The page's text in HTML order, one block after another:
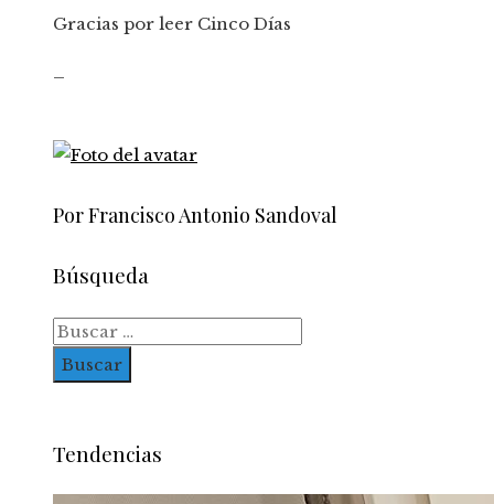
Gracias por leer Cinco Días
Por Francisco Antonio Sandoval
Búsqueda
Buscar:
Tendencias